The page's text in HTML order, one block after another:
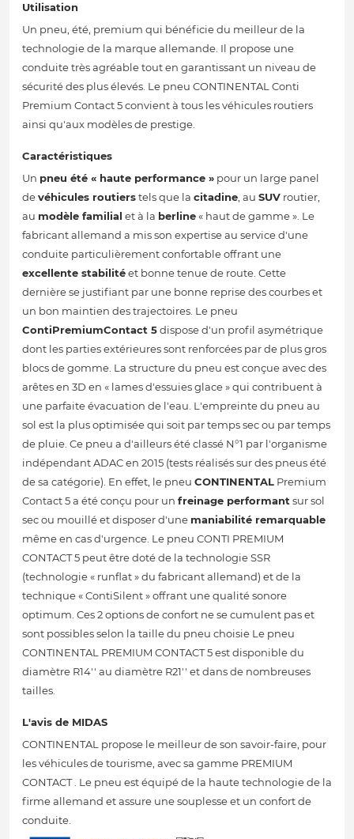
Utilisation
Un pneu, été, premium qui bénéficie du meilleur de la
technologie de la marque allemande. Il propose une
conduite très agréable tout en garantissant un niveau de
sécurité des plus élevés. Le pneu CONTINENTAL Conti
Premium Contact 5 convient à tous les véhicules routiers
ainsi qu'aux modèles de prestige.
Caractéristiques
Un pneu été « haute performance » pour un large panel
devéhicules routierstels que la citadine, au SUV routier,
au modèle familial et à la berline« haut de gamme ». Le
fabricant allemand a mis son expertise au service d'une
conduite particulièrement confortable offrant une
excellente stabilitéet bonne tenue de route. Cette
dernière se justifiant par une bonne reprise des courbes et
un bon maintien des trajectoires. Le pneu
ContiPremiumContact 5dispose d'un profil asymétrique
dont les parties extérieures sont renforcées par de plus gros
blocs de gomme. La structure du pneu est conçue avec des
arêtes en 3D en « lames d'essuies glace » qui contribuent à
une parfaite évacuation de l'eau. L'empreinte du pneu au
sol est la plus optimisée qui soit par temps sec ou par temps
de pluie. Ce pneu a d'ailleurs été classé N°1 par l'organisme
indépendant ADAC en 2015 (tests réalisés sur des pneus été
de sa catégorie). En effet, le pneu CONTINENTAL Premium
Contact 5 a été conçu pour un freinage performantsur sol
sec ou mouillé et disposer d'une maniabilité remarquable
même en cas d'urgence. Le pneu CONTI PREMIUM
CONTACT 5 peut être doté de la technologie SSR
(technologie « runflat » du fabricant allemand) et de la
technique « ContiSilent » offrant une qualité sonore
optimum. Ces 2 options de confort ne se cumulent pas et
sont possibles selon la taille du pneu choisie Le pneu
CONTINENTAL PREMIUM CONTACT 5 est disponible du
diamètre R14'' au diamètre R21'' et dans de nombreuses
tailles.
L'avis de MIDAS
CONTINENTAL propose le meilleur de son savoir-faire, pour
les véhicules de tourisme, avec sa gamme PREMIUM
CONTACT . Le pneu est équipé de la haute technologie de la
firme allemand et assure une souplesse et un confort de
conduite.